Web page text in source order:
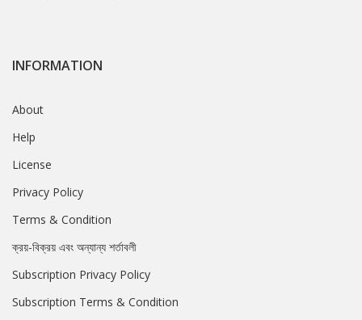
INFORMATION
About
Help
License
Privacy Policy
Terms & Condition
ক্রয়-বিক্রয় এবং অন্যান্য শর্তাবলী
Subscription Privacy Policy
Subscription Terms & Condition